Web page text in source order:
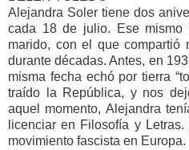
Alejandra Soler tiene dos
cada 18 de julio. Ese
marido, con el que compartió
durante décadas. Antes, en
misma fecha echó por tierra
traído la República, y nos
aquel momento, Alejandra
licenciar en Filosofía y
movimiento fascista en